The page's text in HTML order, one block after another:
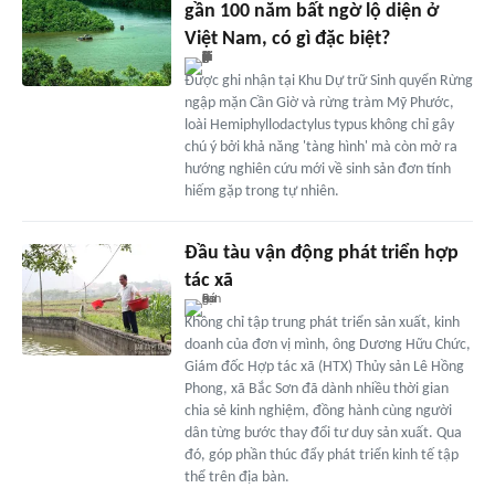
gần 100 năm bất ngờ lộ diện ở
Việt Nam, có gì đặc biệt?
Được ghi nhận tại Khu Dự trữ Sinh quyển Rừng
ngập mặn Cần Giờ và rừng tràm Mỹ Phước,
loài Hemiphyllodactylus typus không chỉ gây
chú ý bởi khả năng 'tàng hình' mà còn mở ra
hướng nghiên cứu mới về sinh sản đơn tính
hiếm gặp trong tự nhiên.
Đầu tàu vận động phát triển hợp
tác xã
Không chỉ tập trung phát triển sản xuất, kinh
doanh của đơn vị mình, ông Dương Hữu Chức,
Giám đốc Hợp tác xã (HTX) Thủy sản Lê Hồng
Phong, xã Bắc Sơn đã dành nhiều thời gian
chia sẻ kinh nghiệm, đồng hành cùng người
dân từng bước thay đổi tư duy sản xuất. Qua
đó, góp phần thúc đẩy phát triển kinh tế tập
thể trên địa bàn.